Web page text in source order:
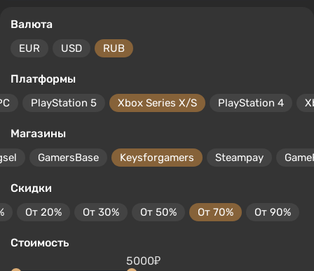
Валюта
EUR USD RUB
Платформы
PlayStation 5 Xbox Series X/S PlayStation 4
Магазины
GamersBase Keysforgamers Steampay
Скидки
От 20% От 30% От 50% От 70% От 90%
Стоимость
5000₽